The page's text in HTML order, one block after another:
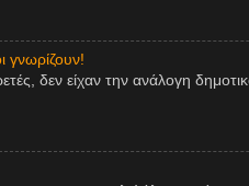
γνωρίζουν!
δεν είχαν την ανάλογη